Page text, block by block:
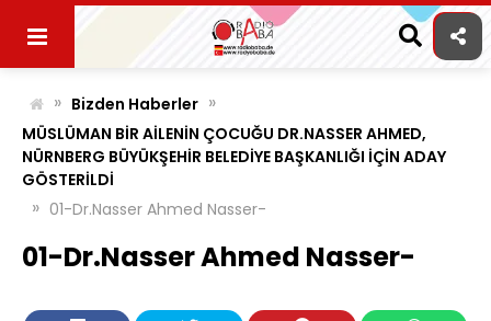
content
» Bizden Haberler »
MÜSLÜMAN BİR AİLENİN ÇOCUĞU DR.NASSER AHMED,
NÜRNBERG BÜYÜKŞEHİR BELEDİYE BAŞKANLIĞI İÇİN ADAY
GÖSTERİLDİ
» 01-Dr.Nasser Ahmed Nasser-
01-Dr.Nasser Ahmed Nasser-